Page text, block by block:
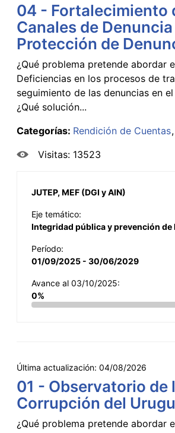
04 - Fortalecimiento
Canales de
Protección de
¿Qué problema pretende abordar
Deficiencias en los procesos de
seguimiento de las denuncias en
¿Qué solución...
Categorías: Rendición de Cuentas
Visitas: 13523
JUTEP, MEF (DGI y AIN)
Eje temático:
Integridad pública y prevención
Período:
01/09/2025 - 30/06/2029
Avance al 03/10/2025:
0%
Última actualización: 04/08/2026
01 - Observatorio de
Corrupción del
¿Qué problema pretende abordar